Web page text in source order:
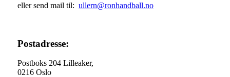
eller send mail til: ullern@ronhandball.no
Postadresse:
Postboks 204 Lilleaker,
0216 Oslo